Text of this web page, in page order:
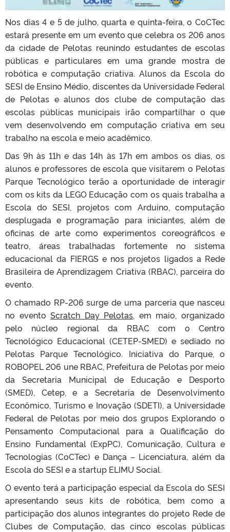
Nos dias 4 e 5 de julho, quarta e quinta-feira, o CoCTec
estará presente em um evento que celebra os 206 anos
da cidade de Pelotas reunindo estudantes de escolas
públicas e particulares em uma grande mostra de
robótica e computação criativa. Alunos da Escola do
SESI de Ensino Médio, discentes da Universidade Federal
de Pelotas e alunos dos clube de computação das
escolas públicas municipais irão compartilhar o que
vem desenvolvendo em computação criativa em seu
trabalho na escola e meio acadêmico.
Das 9hàs 11h e das 14h às 17h em ambos os dias, os
alunos e professores de escola que visitarem o Pelotas
Parque Tecnológico terão a oportunidade de interagir
com os kits da LEGO Educação com os quais trabalha a
Escola do SESI, projetos com Arduino, computação
desplugada e programação para iniciantes, além de
oficinas de arte como experimentos coreográficos e
teatro, áreas trabalhadas fortemente no sistema
educacional da FIERGS e nos projetos ligados a Rede
Brasileira de Aprendizagem Criativa (RBAC), parceira do
evento.
O chamado RP-206 surge de uma parceria que nasceu
no eventoScratch Day Pelotas, em maio, organizado
pelo núcleo regional da RBAC com o Centro
Tecnológico Educacional (CETEP-SMED) e sediado no
Pelotas Parque Tecnológico. Iniciativa do Parque, o
ROBOPEL 206 une RBAC, Prefeitura de Pelotas por meio
da Secretaria Municipal de Educação e Desporto
(SMED), Cetep, e a Secretaria de Desenvolvimento
Econômico, Turismo e Inovação (SDETI), a Universidade
Federal de Pelotas por meio dos grupos Explorando o
Pensamento Computacional para a Qualificação do
Ensino Fundamental (ExpPC), Comunicação, Cultura e
Tecnologias (CoCTec) e Dança – Licenciatura, além da
Escola do SESI e a startup ELIMU Social.
O evento terá a participação especial da Escola do SESI
apresentando seus kits de robótica, bem como a
participação dos alunos integrantes do projeto Rede de
Clubes de Computação, das cinco escolas públicas